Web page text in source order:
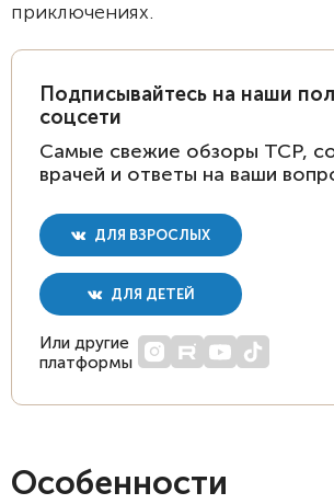
приключениях.
Подписывайтесь на наши
соцсети
Самые свежие обзоры ТСР,
врачей и ответы на ваши
ДЛЯ ВЗРОСЛЫХ
ДЛЯ ДЕТЕЙ
Или другие
платформы
Особенности